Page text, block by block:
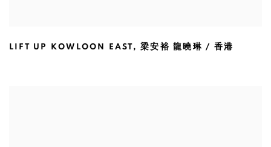
LIFT UP KOWLOON EAST,梁安裕 龍曉琳 / 香港